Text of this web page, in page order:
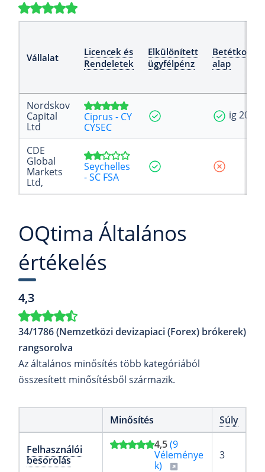
Vállalat
Licencek és
Rendeletek
Elkülönített
ügyfélpénz
alap
Nordskov
Capital
Ltd
Ciprus - CY
CYSEC
ig 20
CDE
Global
Markets
Ltd,
Seychelles
- SC FSA
OQtima Általános
értékelés
4,3
34/1786 (Nemzetközi devizapiaci (Forex) brókerek)
rangsorolva
Az általános minősítés több kategóriából
összesített minősítésből származik.
Minősítés Súly
Felhasználói
besorolás
4,5(9
Véleménye
k)
3